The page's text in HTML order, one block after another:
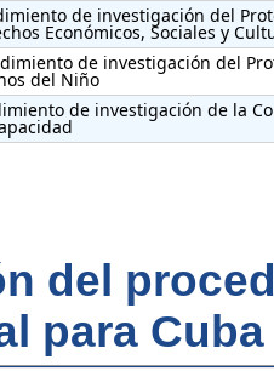
de investigación del
Económicos, Sociales y
de investigación del
del Niño
de investigación de la
del
para Cuba